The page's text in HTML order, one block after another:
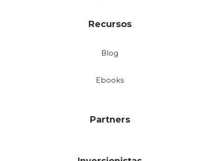
Recursos
Blog
Ebooks
Partners